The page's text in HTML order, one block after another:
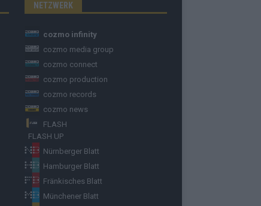
NETZWERK
cozmo infinity
cozmo media group
cozmo connect
cozmo production
cozmo records
cozmo news
FLASH
FLASH UP
Nürnberger Blatt
Hamburger Blatt
Fränkisches Blatt
Münchener Blatt